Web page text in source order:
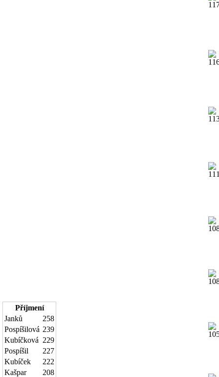
Příjmení
Janků
258
Pospíšilová 239
Kubíčková 229
Pospíšil
227
Kubíček
222
Kašpar
208